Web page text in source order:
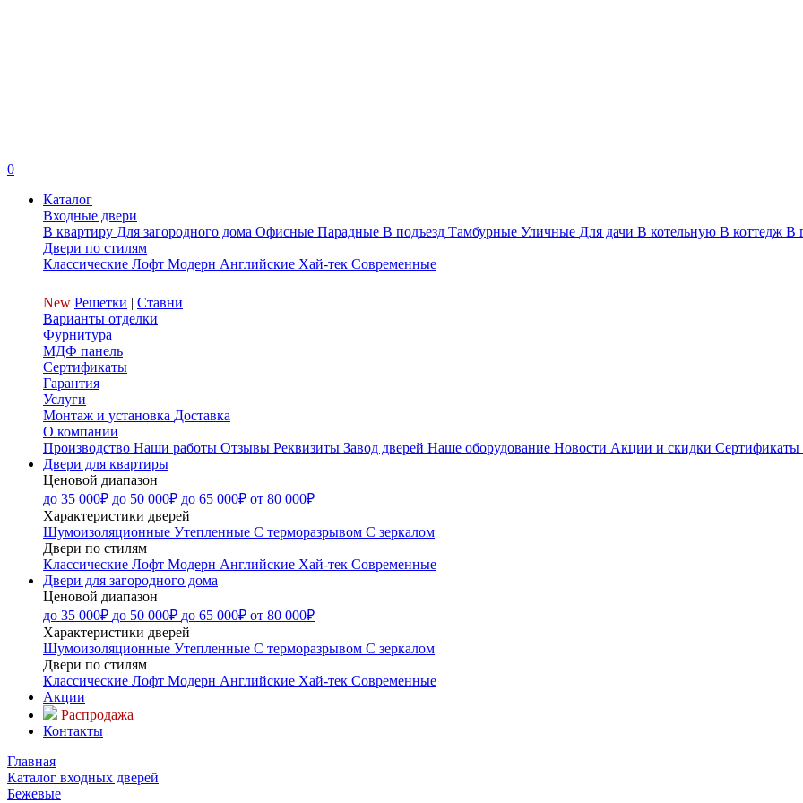
0
Каталог
Входные двери
В квартиру Для загородного дома Офисные Парадные В подъезд Тамбурные Уличные Для дачи В котельную В коттедж В
Двери по стилям
Классические Лофт Модерн Английские Хай-тек Современные
New Решетки | Ставни
Варианты отделки
Фурнитура
МДФ панель
Сертификаты
Гарантия
Услуги
Монтаж и установка Доставка
О компании
Производство Наши работы Отзывы Реквизиты Завод дверей Наше оборудование Новости Акции и скидки Сертификаты
Двери для квартиры
Ценовой диапазон
до 35 000₽ до 50 000₽ до 65 000₽ от 80 000₽
Характеристики дверей
Шумоизоляционные Утепленные С терморазрывом С зеркалом
Двери по стилям
Классические Лофт Модерн Английские Хай-тек Современные
Двери для загородного дома
Ценовой диапазон
до 35 000₽ до 50 000₽ до 65 000₽ от 80 000₽
Характеристики дверей
Шумоизоляционные Утепленные С терморазрывом С зеркалом
Двери по стилям
Классические Лофт Модерн Английские Хай-тек Современные
Акции
Распродажа
Контакты
Главная
Каталог входных дверей
Бежевые